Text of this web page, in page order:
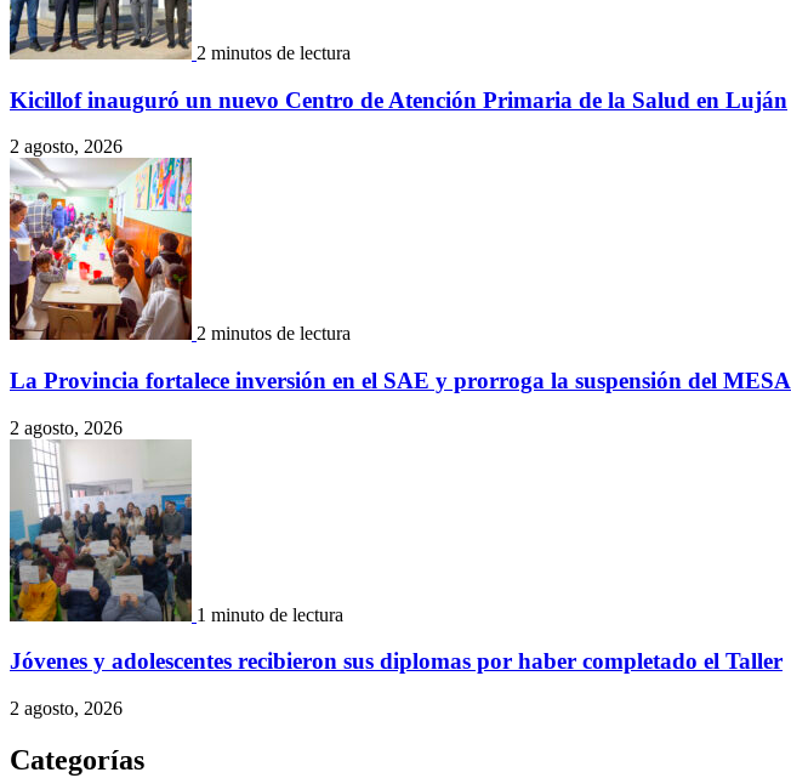
2 minutos de lectura
Kicillof inauguró un nuevo Centro de Atención Primaria de la Salud en Luján
2 agosto, 2026
2 minutos de lectura
La Provincia fortalece inversión en el SAE y prorroga la suspensión del MESA
2 agosto, 2026
1 minuto de lectura
Jóvenes y adolescentes recibieron sus diplomas por haber completado el Taller
2 agosto, 2026
Categorías